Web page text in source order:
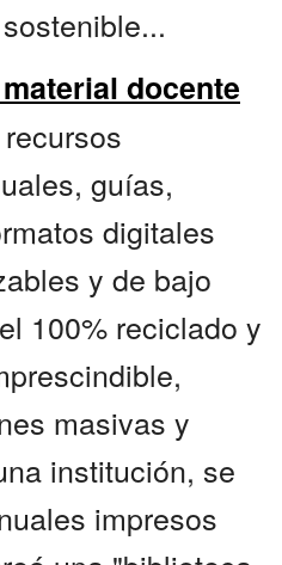
docente
guías,
digitales
y de bajo
100% reciclado y
masivas y
institución, se
impresos